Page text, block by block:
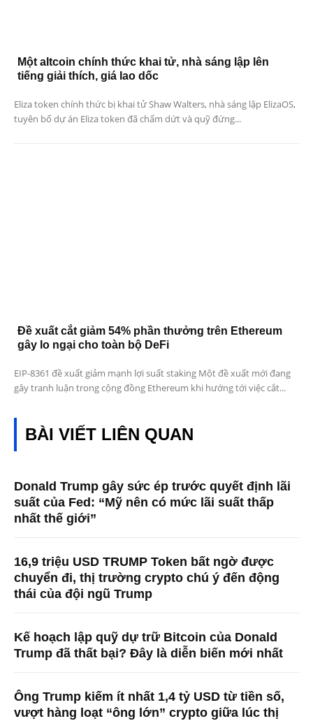
Một altcoin chính thức khai tử, nhà sáng lập lên
tiếng giải thích, giá lao dốc
Eliza token chính thức bị khai tử Shaw Walters, nhà sáng lập ElizaOS,
tuyên bố dự án Eliza token đã chấm dứt và quỹ đứng...
Đề xuất cắt giảm 54% phần thưởng trên Ethereum
gây lo ngại cho toàn bộ DeFi
EIP-8361 đề xuất giảm mạnh lợi suất staking Một đề xuất mới đang
gây tranh luận trong cộng đồng Ethereum khi hướng tới việc cắt...
BÀI VIẾT LIÊN QUAN
Donald Trump gây sức ép trước quyết định lãi
suất của Fed: “Mỹ nên có mức lãi suất thấp
nhất thế giới”
16,9 triệu USD TRUMP Token bất ngờ được
chuyển đi, thị trường crypto chú ý đến động
thái của đội ngũ Trump
Kế hoạch lập quỹ dự trữ Bitcoin của Donald
Trump đã thất bại? Đây là diễn biến mới nhất
Ông Trump kiếm ít nhất 1,4 tỷ USD từ tiền số,
vượt hàng loạt “ông lớn” crypto giữa lúc thị